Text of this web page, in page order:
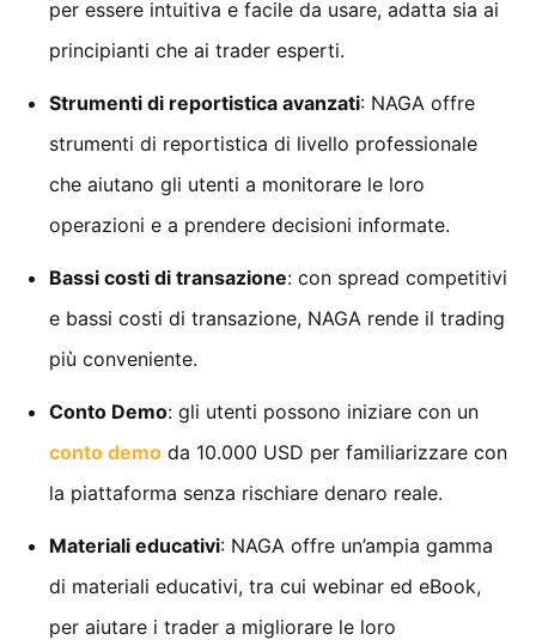
per essere intuitiva e facile da usare, adatta sia ai
principianti che ai trader esperti.
Strumenti di reportistica avanzati: NAGA offre
strumenti di reportistica di livello professionale
che aiutano gli utenti a monitorare le loro
operazioni e a prendere decisioni informate.
Bassi costi di transazione: con spread competitivi
e bassi costi di transazione, NAGA rende il trading
più conveniente.
Conto Demo: gli utenti possono iniziare con un
conto demo da 10.000 USD per familiarizzare con
la piattaforma senza rischiare denaro reale.
Materiali educativi: NAGA offre un’ampia gamma
di materiali educativi, tra cui webinar ed eBook,
per aiutare i trader a migliorare le loro